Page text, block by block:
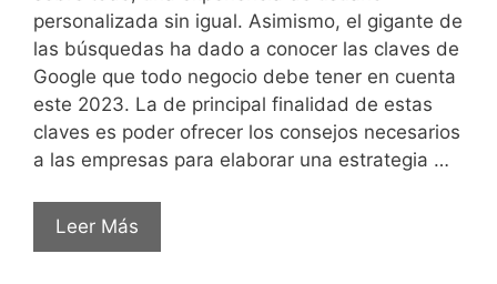
personalizada sin igual. Asimismo, el gigante de
las búsquedas ha dado a conocer las claves de
Google que todo negocio debe tener en cuenta
este 2023. La de principal finalidad de estas
claves es poder ofrecer los consejos necesarios
a las empresas para elaborar una estrategia …
Leer Más